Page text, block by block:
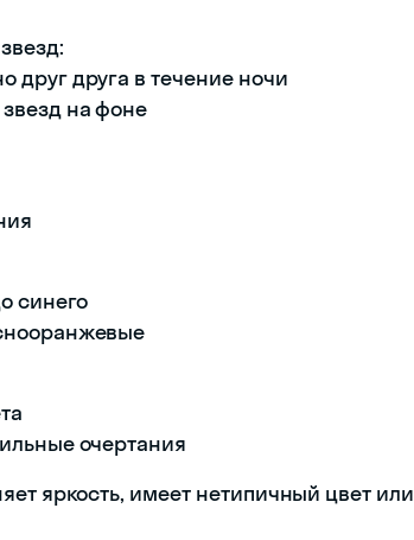
друг друга в течение ночи
на фоне
синего
очертания
яркость, имеет нетипичный цвет или